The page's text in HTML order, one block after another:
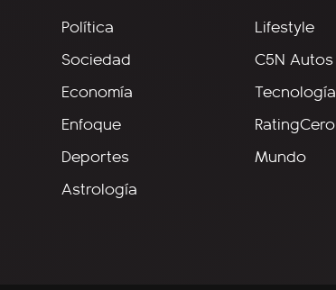
Política
Sociedad
Economía
Enfoque
Deportes
Astrología
Lifestyle
C5N Autos
Tecnología
RatingCero
Mundo